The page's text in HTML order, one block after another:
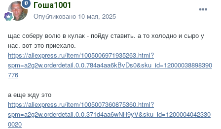
Гоша1001
Опубликовано 10 мая, 2025
щас соберу волю в кулак - пойду ставить. а то холодно и сыро у
нас. вот это приехало.
https://aliexpress.ru/item/1005006971935263.html?
spm=a2g2w.orderdetail.0.0.784a4aa6kBvDs0&sku_id=12000038898390
776
а еще жду это
https://aliexpress.ru/item/1005007360875360.html?
spm=a2g2w.orderdetail.0.0.371d4aa6wNH9yV&sku_id=1200004042330
0020